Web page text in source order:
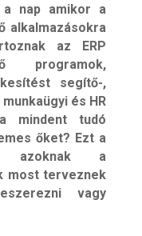
nap amikor a
alkalmazásokra
az ERP
programok,
segítő-,
és HR
mindent tudó
őket? Ezt a
azoknak a
most terveznek
vagy